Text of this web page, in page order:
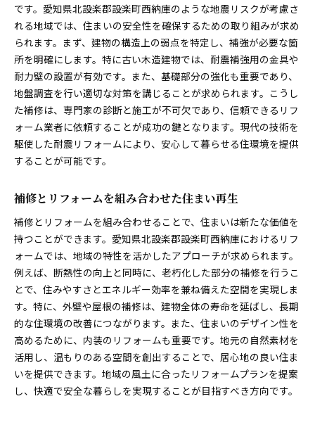
です。愛知県北設楽郡設楽町西納庫のような地震リスクが考慮さ
れる地域では、住まいの安全性を確保するための取り組みが求め
られます。まず、建物の構造上の弱点を特定し、補強が必要な箇
所を明確にします。特に古い木造建物では、耐震補強用の金具や
耐力壁の設置が有効です。また、基礎部分の強化も重要であり、
地盤調査を行い適切な対策を講じることが求められます。こうし
た補修は、専門家の診断と施工が不可欠であり、信頼できるリフ
ォーム業者に依頼することが成功の鍵となります。現代の技術を
駆使した耐震リフォームにより、安心して暮らせる住環境を提供
することが可能です。
補修とリフォームを組み合わせた住まい再生
補修とリフォームを組み合わせることで、住まいは新たな価値を
持つことができます。愛知県北設楽郡設楽町西納庫におけるリフ
ォームでは、地域の特性を活かしたアプローチが求められます。
例えば、断熱性の向上と同時に、老朽化した部分の補修を行うこ
とで、住みやすさとエネルギー効率を兼ね備えた空間を実現しま
す。特に、外壁や屋根の補修は、建物全体の寿命を延ばし、長期
的な住環境の改善につながります。また、住まいのデザイン性を
高めるために、内装のリフォームも重要です。地元の自然素材を
活用し、温もりのある空間を創出することで、居心地の良い住ま
いを提供できます。地域の風土に合ったリフォームプランを提案
し、快適で安全な暮らしを実現することが目指すべき方向です。